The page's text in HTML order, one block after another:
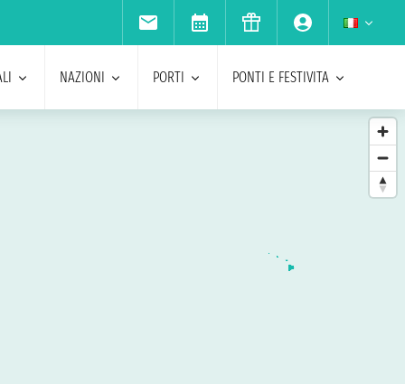
NAZIONI PORTI PONTI E FESTIVITA